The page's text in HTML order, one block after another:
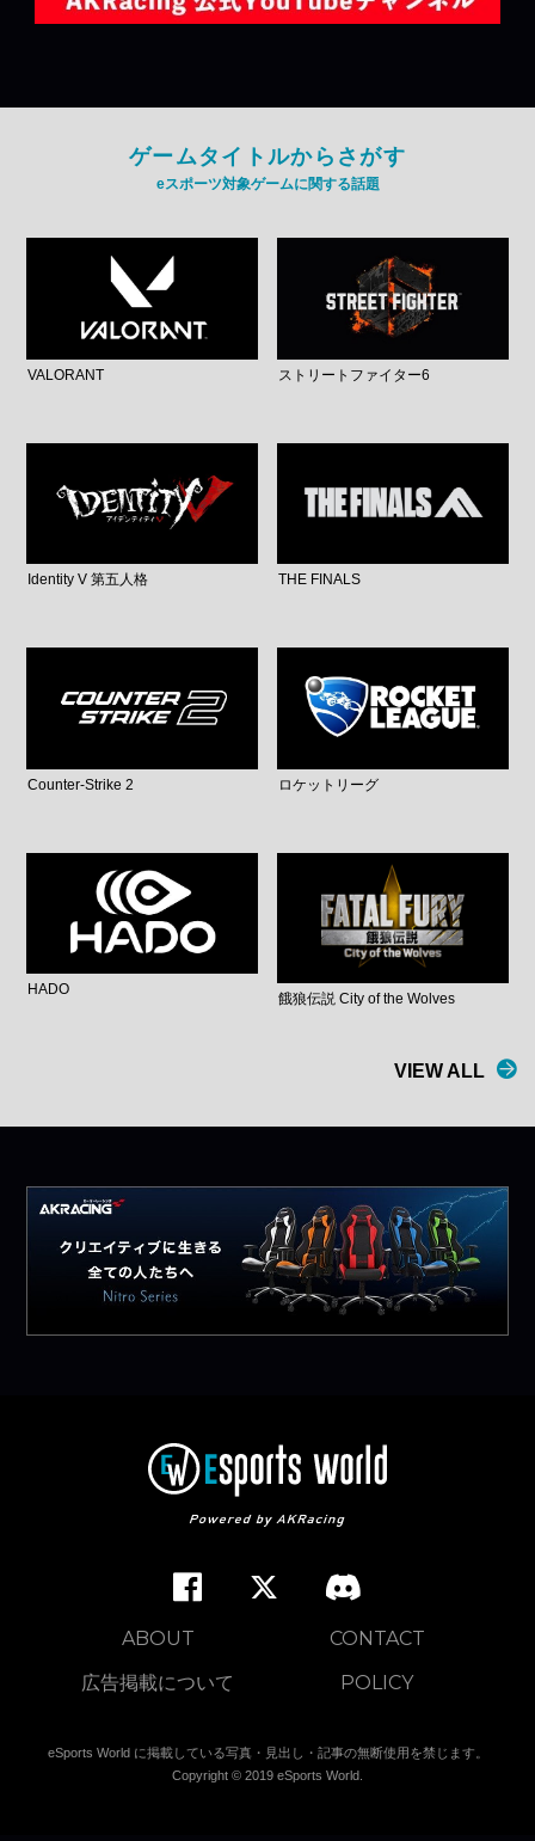
ゲームタイトルからさがす
eスポーツ対象ゲームに関する話題
VALORANT ストリートファイター6
Identity V 第五人格 THE FINALS
Counter-Strike 2 ロケットリーグ
HADO
餓狼伝説 City of the Wolves
VIEW ALL
ABOUT
CONTACT
広告掲載について
POLICY
eSports World に掲載している写真・見出し・記事の無断使用を禁じます。
Copyright © 2019 eSports World.